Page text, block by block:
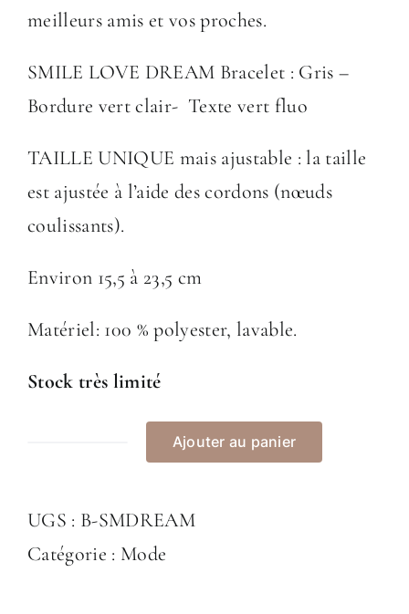
meilleurs amis et vos proches.
SMILE LOVE DREAM Bracelet : Gris –
Bordure vert clair- Texte vert fluo
TAILLE UNIQUE mais ajustable : la taille
est ajustée à l’aide des cordons (nœuds
coulissants).
Environ 15,5 à 23,5 cm
Matériel: 100 % polyester, lavable.
Stock très limité
Bracelet
tissé
Ajouter au panier
UGS : B-SMDREAM
Catégorie : Mode